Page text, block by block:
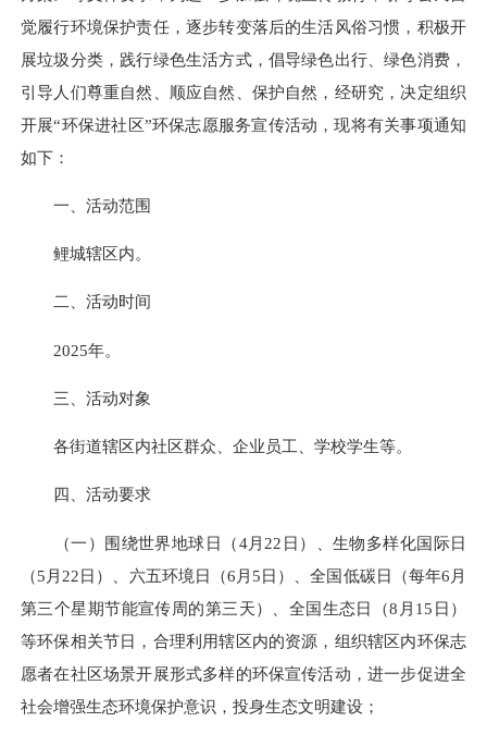
觉履行环境保护责任，逐步转变落后的生活风俗习惯，积极开
展垃圾分类，践行绿色生活方式，倡导绿色出行、绿色消费，
引导人们尊重自然、顺应自然、保护自然，经研究，决定组织
开展“环保进社区”环保志愿服务宣传活动，现将有关事项通知
如下：
一、活动范围
鲤城辖区内。
二、活动时间
2025年。
三、活动对象
各街道辖区内社区群众、企业员工、学校学生等。
四、活动要求
（一）围绕世界地球日（4月22日）、生物多样化国际日
（5月22日）、六五环境日（6月5日）、全国低碳日（每年6月
第三个星期节能宣传周的第三天）、全国生态日（8月15日）
等环保相关节日，合理利用辖区内的资源，组织辖区内环保志
愿者在社区场景开展形式多样的环保宣传活动，进一步促进全
社会增强生态环境保护意识，投身生态文明建设；